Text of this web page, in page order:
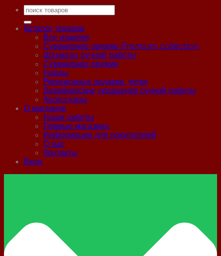
Искать:
Каталог товаров
Все изделия
Сувенирное оружие Premium collection
Шахматы ручной работы
Сувенирное оружие
Нарды
Религиозные подарки, четки
Дизайнерские украшения ручной работы
Аксессуары
О магазине
Наши работы
Превью магазина
Информация для покупателей
О нас
Контакты
Вход